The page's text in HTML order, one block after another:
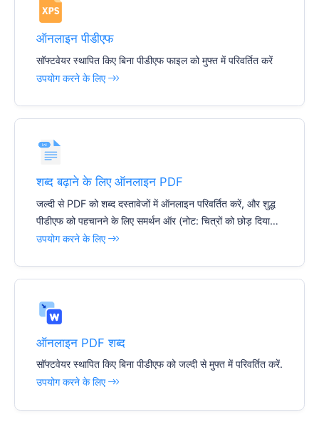
ऑनलाइन पीडीएफ
सॉफ्टवेयर स्थापित किए बिना पीडीएफ फाइल को मुफ्त में परिवर्तित करें
उपयोग करने के लिए
शब्द बढ़ाने के लिए ऑनलाइन PDF
जल्दी से PDF को शब्द दस्तावेजों में ऑनलाइन परिवर्तित करें, और शुद्ध
पीडीएफ को पहचानने के लिए समर्थन ऑर (नोट: चित्रों को छोड़ दिया
जाएगा)
उपयोग करने के लिए
ऑनलाइन PDF शब्द
सॉफ्टवेयर स्थापित किए बिना पीडीएफ को जल्दी से मुफ्त में परिवर्तित करें.
उपयोग करने के लिए